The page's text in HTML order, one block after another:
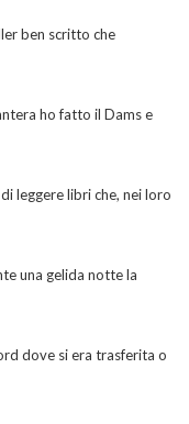
ben scritto che
ho fatto il Dams e
leggere libri che, nei loro
una gelida notte la
dove si era trasferita o